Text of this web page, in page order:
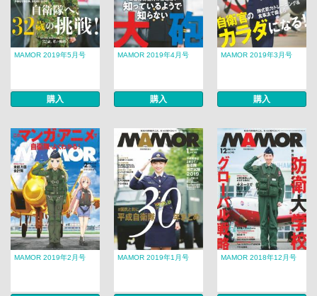
MAMOR 2019年5月号
購入
MAMOR 2019年4月号
購入
MAMOR 2019年3月号
購入
MAMOR 2019年2月号 MAMOR 2019年1月号 MAMOR 2018年12月号